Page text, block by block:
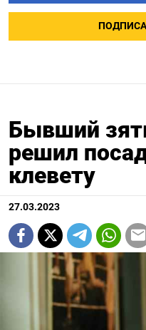
Бывший
решил
клевету
27.03.2023